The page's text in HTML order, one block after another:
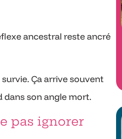
ancestral reste ancré
Ça arrive souvent
dans son angle mort.
pas ignorer